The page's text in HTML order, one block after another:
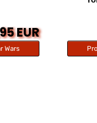
EUR
Wars